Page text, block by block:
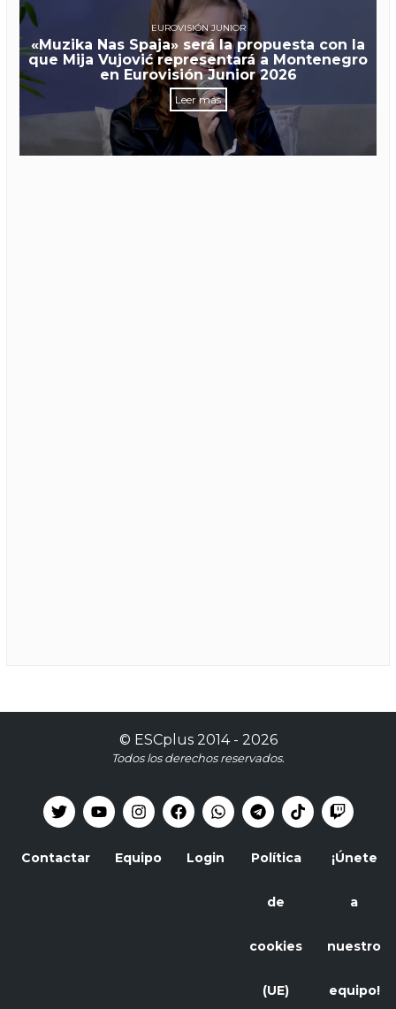
EUROVISIÓN JUNIOR
«Muzika Nas Spaja» será la propuesta con la
que Mija Vujović representará a Montenegro
en Eurovisión Junior 2026
Leer más
© ESCplus2014 - 2026
Todos los derechos reservados.
Contactar Equipo Login Política
de
cookies
(UE)
¡Únete
a
nuestro
equipo!